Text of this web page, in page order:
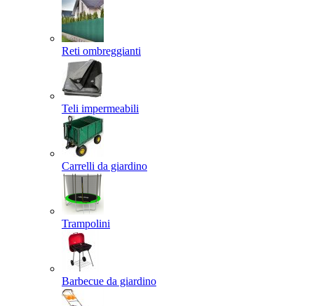
Reti ombreggianti
Teli impermeabili
Carrelli da giardino
Trampolini
Barbecue da giardino